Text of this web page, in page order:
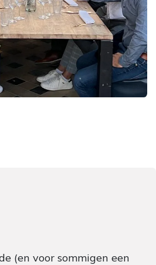
(en voor sommigen een